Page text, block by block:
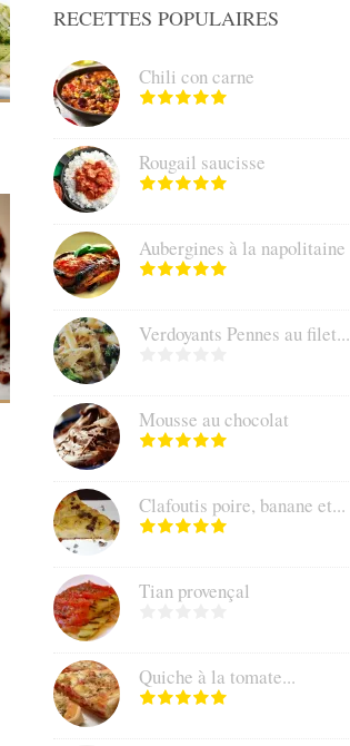
RECETTES POPULAIRES
Chili con carne
Rougail saucisse
Aubergines à la napolitaine
Verdoyants Pennes au filet...
Mousse au chocolat
Clafoutis poire, banane et...
Tian provençal
Quiche à la tomate...